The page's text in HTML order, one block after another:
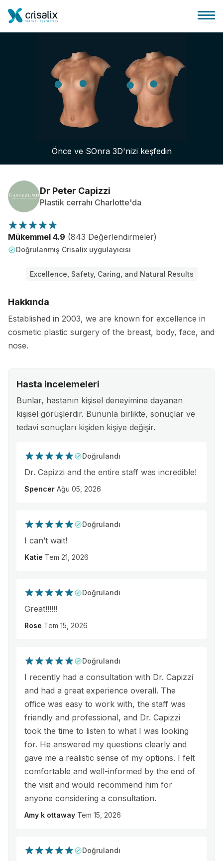
Cerrah ana sayfası
3D İş Platformu
Hasta incelemeleri
Önce ve SOnra 3D'nizi keşfedin
Dr Peter Capizzi
Plastik cerrahı Charlotte'da
Mükemmel 4.9 (843 Değerlendirmeler)
Doğrulanmış Crisalix uygulayıcısı
Excellence, Safety, Caring, and Natural Results
Hakkında
Established in 2003, we are known for excellence in
cosmetic plastic surgery of the breast, body, face, and
nose.
Hasta incelemeleri
Bunlar, hastanın kişisel deneyimine dayanan
kişisel görüşlerdir. Bununla birlikte, sonuçlar ve
tedavi sonuçları kişiden kişiye değişir.
Doğrulandı
Dr. Capizzi and the entire staff was incredible!
Spencer Ağu 05, 2026
Doğrulandı
I can’t wait!
Katie Tem 21, 2026
Doğrulandı
Great!!!!!!
Rose Tem 15, 2026
Doğrulandı
I recently had a consultation with Dr. Capizzi
and had a great experience overall. The
office was easy to work with, the staff was
friendly and professional, and Dr. Capizzi
took the time to listen to what I was looking
for. He answered my questions clearly and
gave me a realistic sense of my options. I felt
comfortable and well-informed by the end of
the visit and would recommend him for
anyone considering a consultation.
Amy k ottaway Tem 15, 2026
Doğrulandı